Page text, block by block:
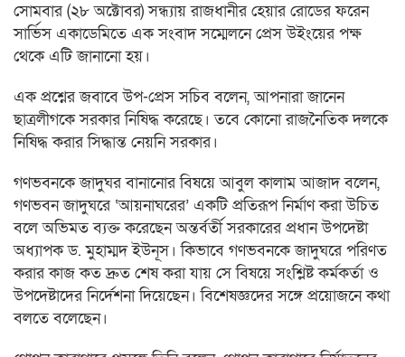
সোমবার (২৮ অক্টোবর) সন্ধ্যায় রাজধানীর হেয়ার রোডের ফরেন
সার্ভিস একাডেমিতে এক সংবাদ সম্মেলনে প্রেস উইংয়ের পক্ষ
থেকে এটি জানানো হয়।
এক প্রশ্নের জবাবে উপ-প্রেস সচিব বলেন, আপনারা জানেন
ছাত্রলীগকে সরকার নিষিদ্ধ করেছে। তবে কোনো রাজনৈতিক দলকে
নিষিদ্ধ করার সিদ্ধান্ত নেয়নি সরকার।
গণভবনকে জাদুঘর বানানোর বিষয়ে আবুল কালাম আজাদ বলেন,
গণভবন জাদুঘরে ‘আয়নাঘরের’ একটি প্রতিরূপ নির্মাণ করা উচিত
বলে অভিমত ব্যক্ত করেছেন অন্তর্বর্তী সরকারের প্রধান উপদেষ্টা
অধ্যাপক ড. মুহাম্মদ ইউনূস। কিভাবে গণভবনকে জাদুঘরে পরিণত
করার কাজ কত দ্রুত শেষ করা যায় সে বিষয়ে সংশ্লিষ্ট কর্মকর্তা ও
উপদেষ্টাদের নির্দেশনা দিয়েছেন। বিশেষজ্ঞদের সঙ্গে প্রয়োজনে কথা
বলতে বলেছেন।